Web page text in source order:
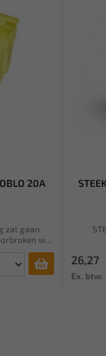
20A
zal gaan
w...
26,27
Ex. btw: